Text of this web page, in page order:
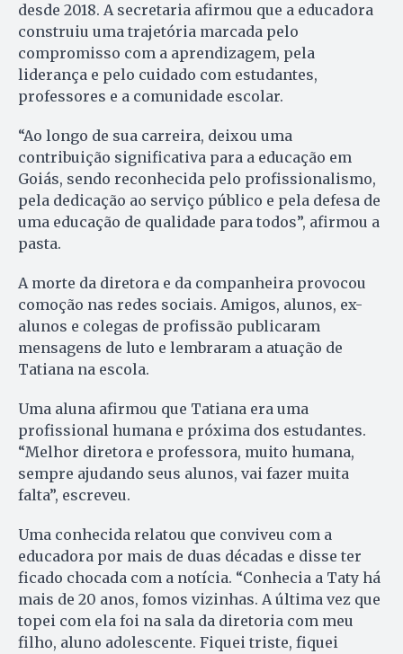
desde 2018. A secretaria afirmou que a educadora
construiu uma trajetória marcada pelo
compromisso com a aprendizagem, pela
liderança e pelo cuidado com estudantes,
professores e a comunidade escolar.
“Ao longo de sua carreira, deixou uma
contribuição significativa para a educação em
Goiás, sendo reconhecida pelo profissionalismo,
pela dedicação ao serviço público e pela defesa de
uma educação de qualidade para todos”, afirmou a
pasta.
A morte da diretora e da companheira provocou
comoção nas redes sociais. Amigos, alunos, ex-
alunos e colegas de profissão publicaram
mensagens de luto e lembraram a atuação de
Tatiana na escola.
Uma aluna afirmou que Tatiana era uma
profissional humana e próxima dos estudantes.
“Melhor diretora e professora, muito humana,
sempre ajudando seus alunos, vai fazer muita
falta”, escreveu.
Uma conhecida relatou que conviveu com a
educadora por mais de duas décadas e disse ter
ficado chocada com a notícia. “Conhecia a Taty há
mais de 20 anos, fomos vizinhas. A última vez que
topei com ela foi na sala da diretoria com meu
filho, aluno adolescente. Fiquei triste, fiquei